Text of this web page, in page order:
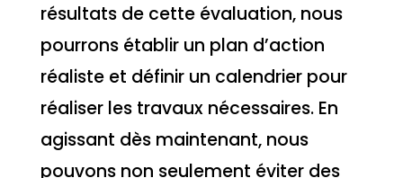
résultats de cette évaluation, nous
pourrons établir un plan d’action
réaliste et définir un calendrier pour
réaliser les travaux nécessaires. En
agissant dès maintenant, nous
pouvons non seulement éviter des